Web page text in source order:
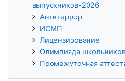
выпускников-2026
Антитеррор
ИСМП
Лицензирование
Олимпиада школьников
Промежуточная